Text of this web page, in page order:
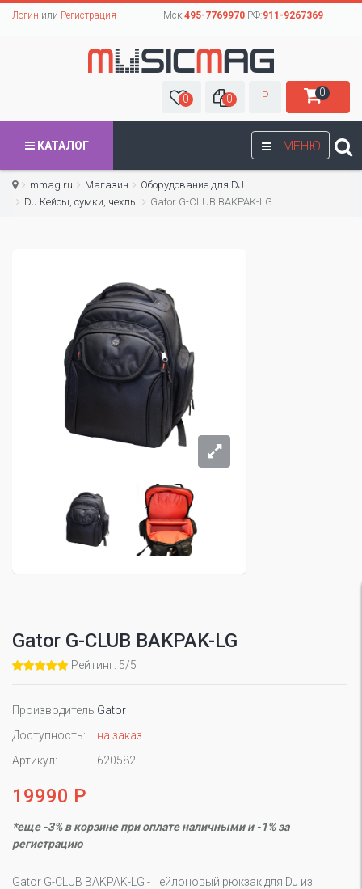
Логин или Регистрация Мск:495-7769970РФ:911-9267369
0 0 Р 0
МЕНЮ
КАТАЛОГ
mmag.ru Магазин
Оборудование для DJ
DJ Кейсы, сумки, чехлы
Gator G-CLUB BAKPAK-LG
Gator G-CLUB BAKPAK-LG
Рейтинг: 5/5
Производитель Gator
Доступность:
на заказ
Артикул:
620582
19990 Р
*еще -3% в корзине при оплате наличными и -1% за
регистрацию
Gator G-CLUB BAKPAK-LG - нейлоновый рюкзак для DJ из